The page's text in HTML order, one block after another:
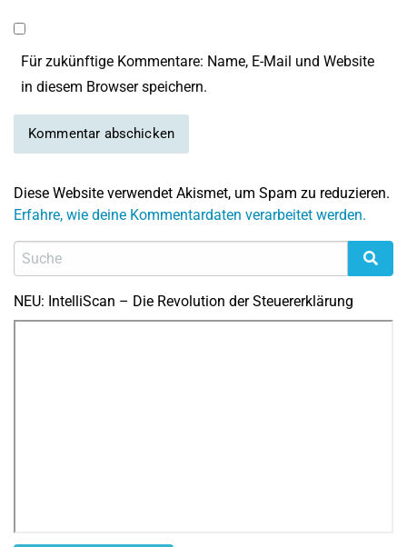
Für zukünftige Kommentare: Name, E-Mail und Website
in diesem Browser speichern.
Diese Website verwendet Akismet, um Spam zu reduzieren.
Erfahre, wie deine Kommentardaten verarbeitet werden.
NEU: IntelliScan – Die Revolution der Steuererklärung